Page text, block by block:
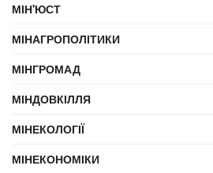
МІН'ЮСТ
МІНАГРОПОЛІТИКИ
МІНГРОМАД
МІНДОВКІЛЛЯ
МІНЕКОЛОГІЇ
МІНЕКОНОМІКИ